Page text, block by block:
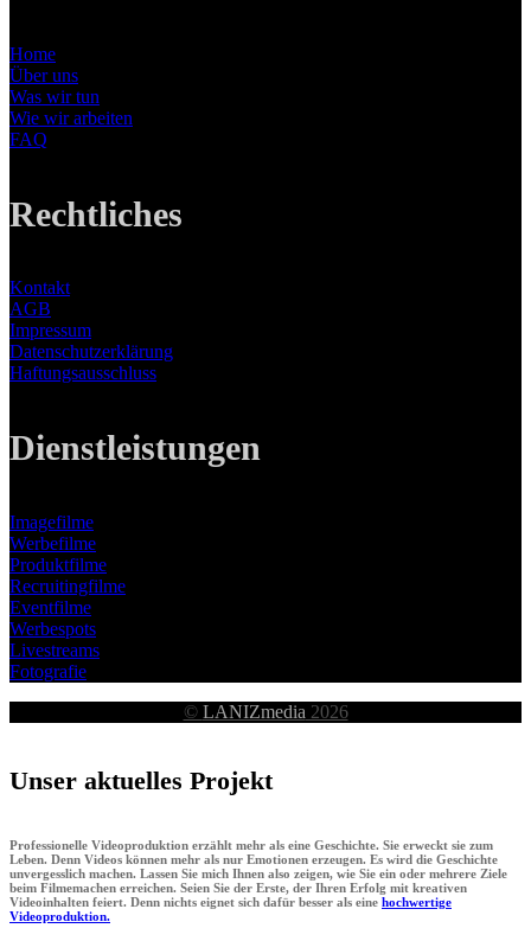
Home
Über uns
Was wir tun
Wie wir arbeiten
FAQ
Rechtliches
Kontakt
AGB
Impressum
Datenschutzerklärung
Haftungsausschluss
Dienstleistungen
Imagefilme
Werbefilme
Produktfilme
Recruitingfilme
Eventfilme
Werbespots
Livestreams
Fotografie
© LANIZmedia 2026
Unser aktuelles Projekt
Professionelle Videoproduktion erzählt mehr als eine Geschichte. Sie erweckt sie zum
Leben. Denn Videos können mehr als nur Emotionen erzeugen. Es wird die Geschichte
unvergesslich machen. Lassen Sie mich Ihnen also zeigen, wie Sie ein oder mehrere Ziele
beim Filmemachen erreichen. Seien Sie der Erste, der Ihren Erfolg mit kreativen
Videoinhalten feiert. Denn nichts eignet sich dafür besser als eine hochwertige
Videoproduktion.